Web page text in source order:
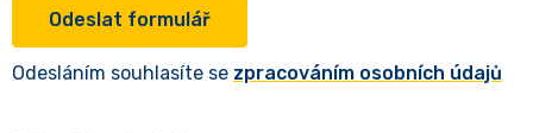
Odesláním souhlasíte se zpracováním osobních údajů